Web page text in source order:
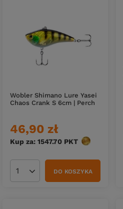
Wobler Shimano Lure Yasei
Chaos Crank S 6cm | Perch
46,90 zł
Kup za: 1547.70 PKT punktów
Ilość produktówDO KOSZYKA